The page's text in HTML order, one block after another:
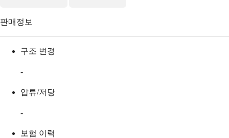
판매정보
구조 변경
-
압류/저당
-
보험 이력